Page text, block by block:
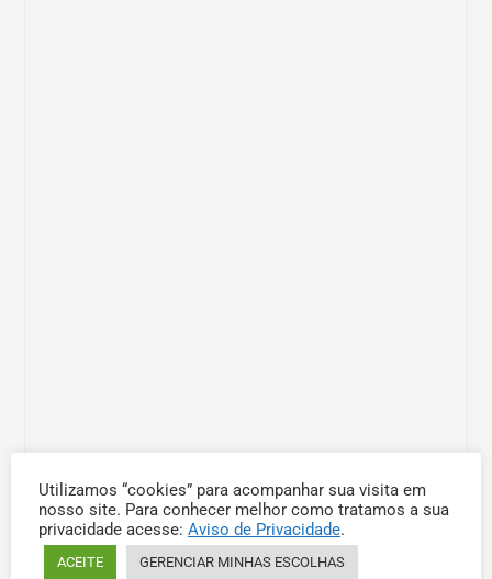
Utilizamos “cookies” para acompanhar sua visita em
nosso site. Para conhecer melhor como tratamos a sua
privacidade acesse: Aviso de Privacidade.
ACEITE GERENCIAR MINHAS ESCOLHAS